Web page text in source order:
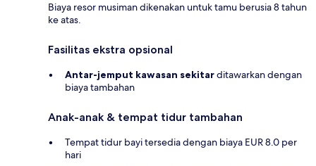
Biaya resor musiman dikenakan untuk tamu berusia 8 tahun
ke atas.
Fasilitas ekstra opsional
Antar-jemput kawasan sekitarditawarkan dengan
biaya tambahan
Anak-anak & tempat tidur tambahan
Tempat tidur bayi tersedia dengan biaya EUR 8.0 per
hari